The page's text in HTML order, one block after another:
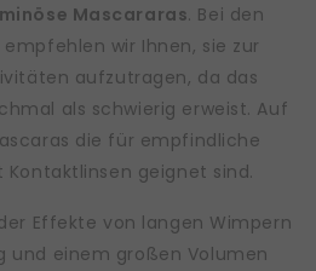
Mascararas. Bei den
wir Ihnen, sie zur
aufzutragen, da das
als schwierig erweist. Auf
die für empfindliche
Kontaktlinsen geignet sind.
Effekte von langen Wimpern
und einem großen Volumen